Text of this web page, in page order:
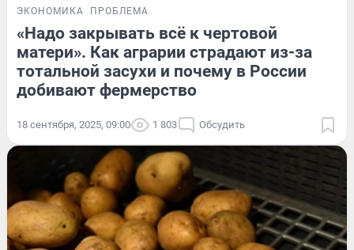
ЭКОНОМИКА ПРОБЛЕМА
«Надо закрывать всё к чертовой
матери». Как аграрии страдают из-за
тотальной засухи и почему в России
добивают фермерство
18 сентября, 2025, 09:00 1 803 Обсудить